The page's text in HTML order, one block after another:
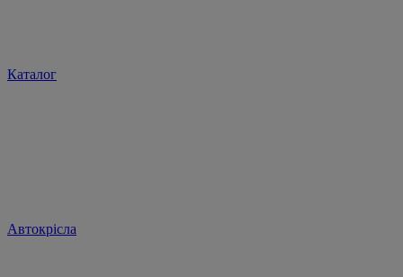
Каталог
Автокрісла